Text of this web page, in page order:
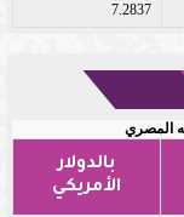
7.2837
المصري
بالدولار
الأمريكي